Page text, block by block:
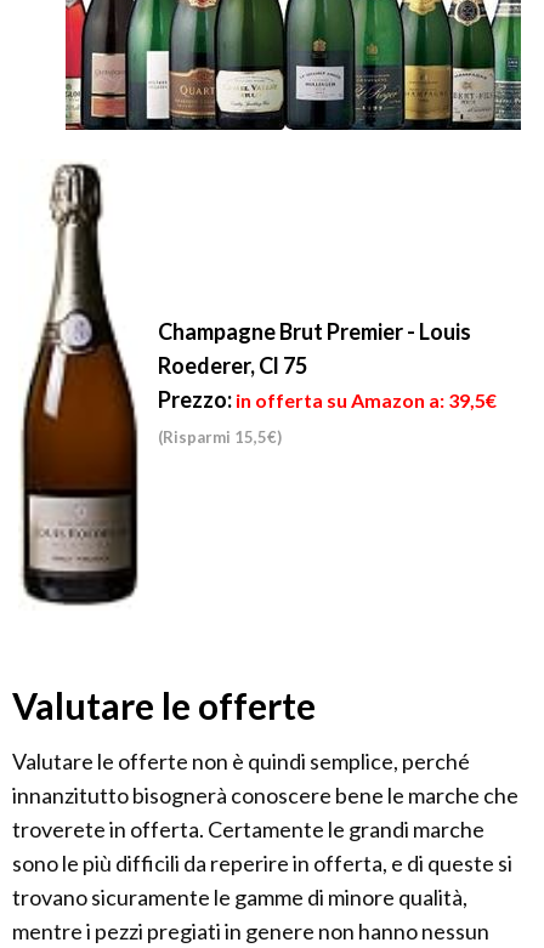
Champagne Brut Premier - Louis
Roederer, Cl 75
Prezzo: in offerta su Amazon a: 39,5€
(Risparmi 15,5€)
Valutare le offerte
Valutare le offerte non è quindi semplice, perché
innanzitutto bisognerà conoscere bene le marche che
troverete in offerta. Certamente le grandi marche
sono le più difficili da reperire in offerta, e di queste si
trovano sicuramente le gamme di minore qualità,
mentre i pezzi pregiati in genere non hanno nessun